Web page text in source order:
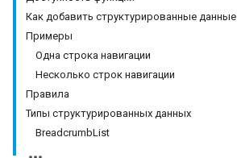
Как добавить структурированные данные
Примеры
Одна строка навигации
Несколько строк навигации
Правила
Типы структурированных данных
BreadcrumbList